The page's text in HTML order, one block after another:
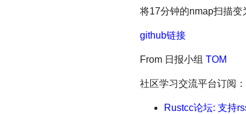
将17分钟的nmap扫描变
github链接
From 日报小组 TOM
社区学习交流平台订阅：
Rustcc论坛: 支持